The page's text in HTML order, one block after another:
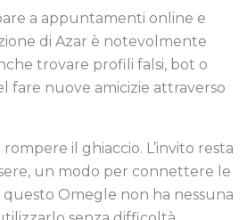
a appuntamenti online e
di Azar è notevolmente
trovare profili falsi, bot o
fare nuove amicizie attraverso
il ghiaccio. L’invito resta
un modo per connettere le
Omegle non ha nessuna